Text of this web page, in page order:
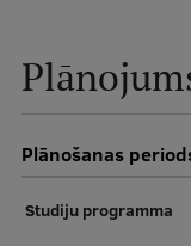
Vertikāli
Zinātniskās
Plānošanas
Studiju programma